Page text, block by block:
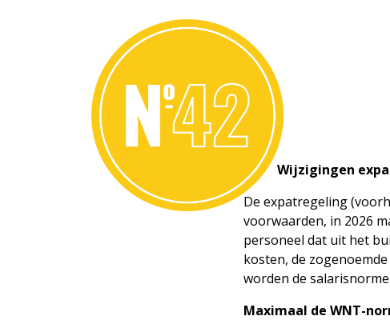
6.1 Wijzigingen
De expatregeling
voorwaarden, in 2026
personeel dat uit het
kosten, de
worden de
Maximaal de WNT-